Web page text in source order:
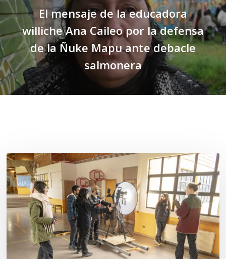
El mensaje de la educadora
williche Ana Caileo por la defensa
de la Ñuke Mapu ante debacle
salmonera
Toda
el
agua
del
mar:
largometraje